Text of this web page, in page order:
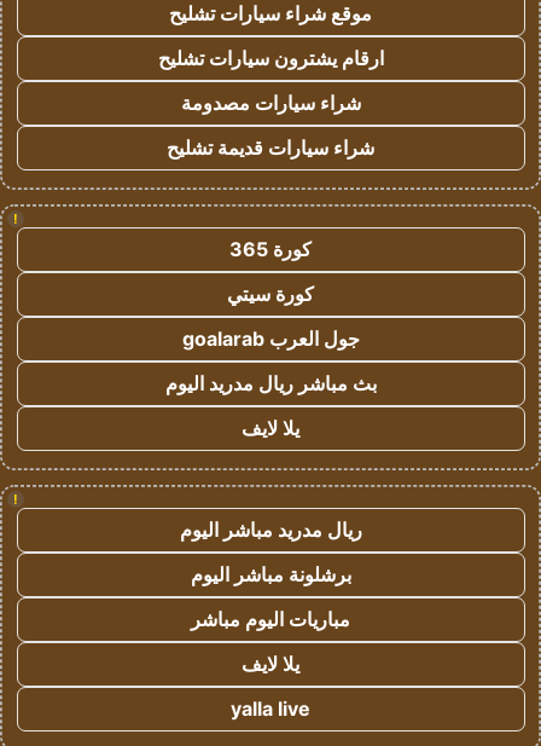
موقع شراء سيارات تشليح
ارقام يشترون سيارات تشليح
شراء سيارات مصدومة
شراء سيارات قديمة تشليح
!
كورة 365
كورة سيتي
جول العرب goalarab
بث مباشر ريال مدريد اليوم
يلا لايف
!
ريال مدريد مباشر اليوم
برشلونة مباشر اليوم
مباريات اليوم مباشر
يلا لايف
yalla live